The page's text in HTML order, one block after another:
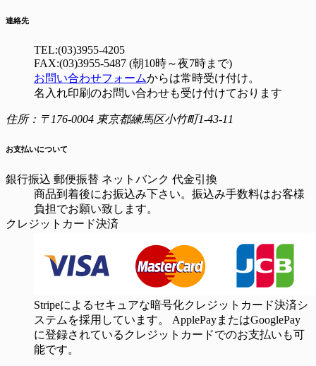
連絡先
TEL:(03)3955-4205
FAX:(03)3955-5487 (朝10時～夜7時まで)
お問い合わせフォームからは常時受け付け。
名入れ印刷のお問い合わせも受け付けております
住所：〒176-0004 東京都練馬区小竹町1-43-11
お支払いについて
銀行振込 郵便振替 ネットバンク 代金引換
商品到着後にお振込み下さい。振込み手数料はお客様
負担でお願い致します。
クレジットカード決済
Stripeによるセキュアな暗号化クレジットカード決済シ
ステムを採用しています。 ApplePayまたはGooglePay
に登録されているクレジットカードでのお支払いも可
能です。